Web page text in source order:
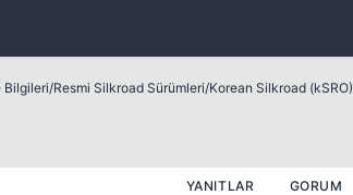
Bilgileri/Resmi Silkroad Sürümleri/Korean Silkroad (kSRO)
YANITLAR GORUM